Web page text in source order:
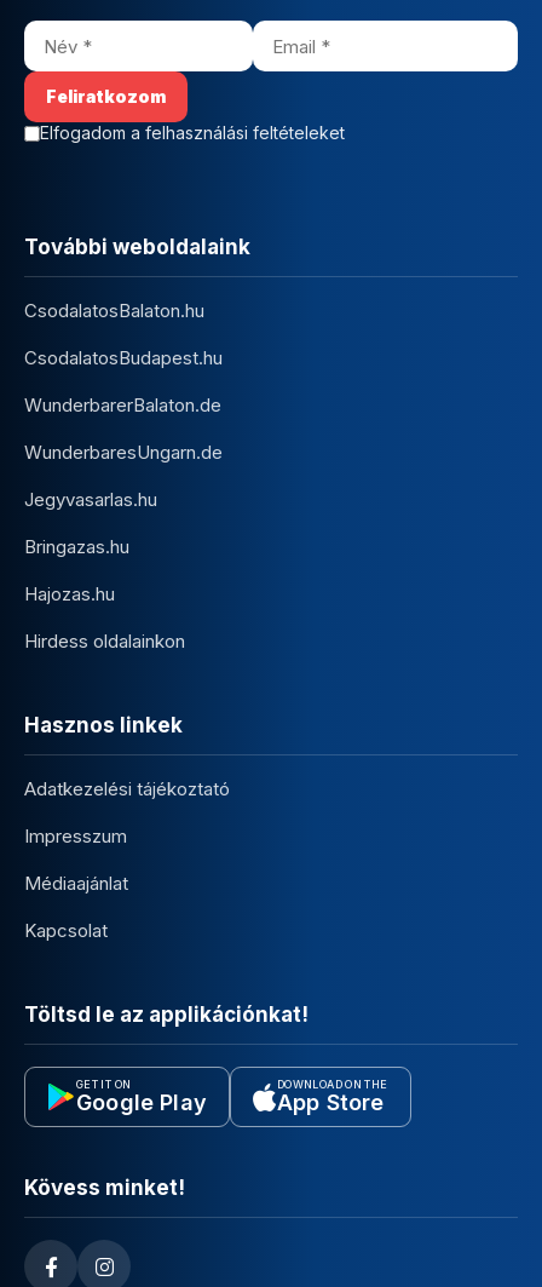
Elfogadom a felhasználási feltételeket
További weboldalaink
CsodalatosBalaton.hu
CsodalatosBudapest.hu
WunderbarerBalaton.de
WunderbaresUngarn.de
Jegyvasarlas.hu
Bringazas.hu
Hajozas.hu
Hirdess oldalainkon
Hasznos linkek
Adatkezelési tájékoztató
Impresszum
Médiaajánlat
Kapcsolat
Töltsd le az applikációnkat!
GET IT ON
Google Play
DOWNLOAD ON THE
App Store
Kövess minket!